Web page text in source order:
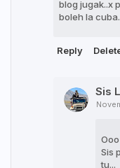
blog jugak..x
boleh la
Reply
Sis
Sis
tu...